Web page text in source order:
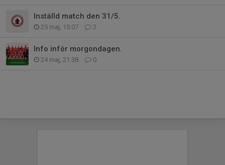
Inställd match den 31/5.
25 maj, 15:07 2
Info inför morgondagen.
24 maj, 21:38 0